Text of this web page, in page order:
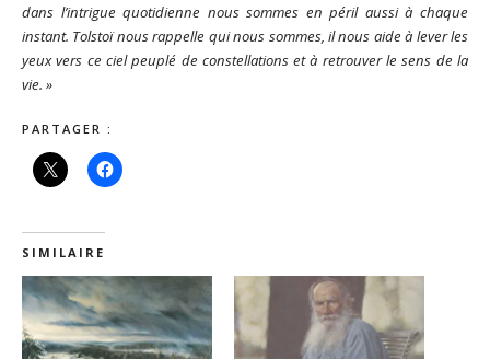
dans l’intrigue quotidienne nous sommes en péril aussi à chaque
instant. Tolstoï nous rappelle qui nous sommes, il nous aide à lever les
yeux vers ce ciel peuplé de constellations et à retrouver le sens de la
vie. »
PARTAGER :
SIMILAIRE